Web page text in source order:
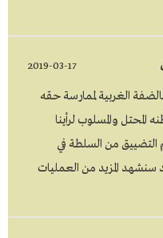
2019-03-17
الغربية لممارسة حقه
المحتل والمسلوب لرأينا
من السلطة في
سنشهد المزيد من العمليات